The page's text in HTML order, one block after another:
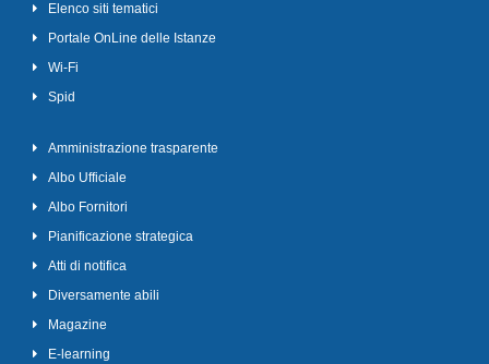
Elenco siti tematici
Portale OnLine delle Istanze
Wi-Fi
Spid
Amministrazione trasparente
Albo Ufficiale
Albo Fornitori
Pianificazione strategica
Atti di notifica
Diversamente abili
Magazine
E-learning